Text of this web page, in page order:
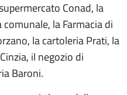
Conad, la
la Farmacia di
la cartoleria Prati, la
il negozio di
Baroni.